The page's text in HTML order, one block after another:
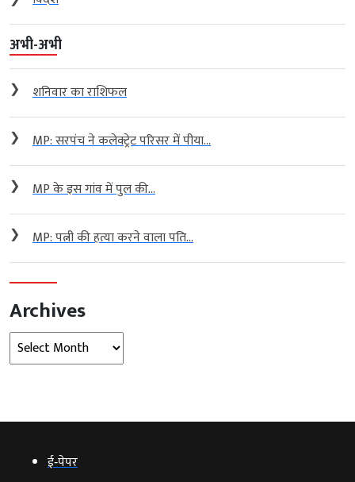
अभी-अभी
❯ शनिवार का राशिफल
❯ MP: सरपंच ने कलेक्ट्रेट परिसर में पीया...
❯ MP के इस गांव में पुल की...
❯ MP: पत्नी की हत्या करने वाला पति...
Archives
Archives
ई‑पेपर